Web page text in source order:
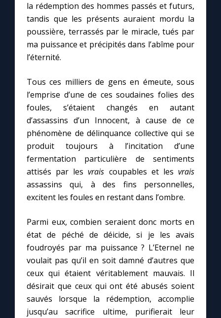
la rédemption des hommes passés et futurs,
tandis que les présents auraient mordu la
poussière, terrassés par le miracle, tués par
ma puissance et précipités dans l’abîme pour
l’éternité.
Tous ces milliers de gens en émeute, sous
l’emprise d’une de ces soudaines folies des
foules, s’étaient changés en autant
d’assassins d’un Innocent, à cause de ce
phénomène de délinquance collective qui se
produit toujours à l’incitation d’une
fermentation particulière de sentiments
attisés par lesvrais coupables et lesvrais
assassins qui, à des fins personnelles,
excitent les foules en restant dans l’ombre.
Parmi eux, combien seraient donc morts en
état de péché de déicide, si je les avais
foudroyés par ma puissance ? L’Eternel ne
voulait pas qu’il en soit damné d’autres que
ceux qui étaient véritablement mauvais. Il
désirait que ceux qui ont été abusés soient
sauvés lorsque la rédemption, accomplie
jusqu’au sacrifice ultime, purifierait leur